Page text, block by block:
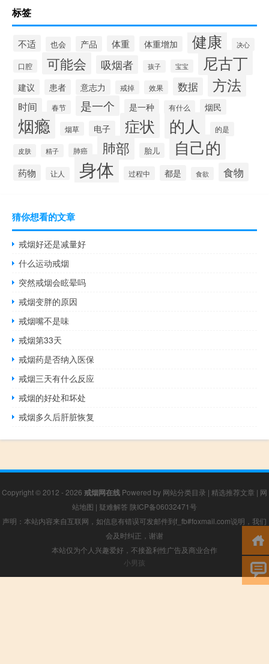
标签
不适 也会 产品 体重 体重增加 健康 决心
口腔 可能会 吸烟者 孩子 宝宝 尼古丁
建议 患者 意志力 戒掉 效果 数据 方法
时间 春节 是一个 是一种 有什么 烟民
烟瘾 烟草 电子 症状 的人 的是
皮肤 精子 肺癌 肺部 胎儿 自己的
药物 让人 身体 过程中 都是 食欲 食物
猜你想看的文章
戒烟好还是减量好
什么运动戒烟
突然戒烟会眩晕吗
戒烟变胖的原因
戒烟嘴不是味
戒烟第33天
戒烟药是否纳入医保
戒烟三天有什么反应
戒烟的好处和坏处
戒烟多久后肝脏恢复
Copyright © 2012 - 2026 戒烟网在线 Powered by 网站分类目录 | 精选推荐文章 | 网
站地图 | 疑难解答 陕ICP备06032471号
声明：本站内容来自互联网，如信息有错误可发邮件到f_fb#foxmail.com说明，我们
会及时纠正，谢谢
本站仅为个人兴趣爱好，不接盈利性广告及商业合作
小男孩